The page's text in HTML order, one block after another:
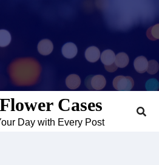
Cases
Day with Every Post